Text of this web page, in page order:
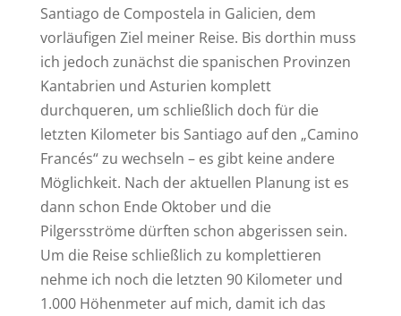
Santiago de Compostela in Galicien, dem
vorläufigen Ziel meiner Reise. Bis dorthin muss
ich jedoch zunächst die spanischen Provinzen
Kantabrien und Asturien komplett
durchqueren, um schließlich doch für die
letzten Kilometer bis Santiago auf den „Camino
Francés“ zu wechseln – es gibt keine andere
Möglichkeit. Nach der aktuellen Planung ist es
dann schon Ende Oktober und die
Pilgersströme dürften schon abgerissen sein.
Um die Reise schließlich zu komplettieren
nehme ich noch die letzten 90 Kilometer und
1.000 Höhenmeter auf mich, damit ich das